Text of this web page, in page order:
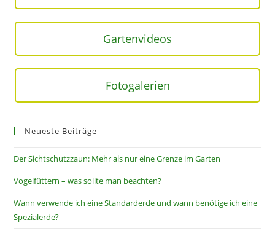
Gartenvideos
Fotogalerien
Neueste Beiträge
Der Sichtschutzzaun: Mehr als nur eine Grenze im Garten
Vogelfüttern – was sollte man beachten?
Wann verwende ich eine Standarderde und wann benötige ich eine
Spezialerde?